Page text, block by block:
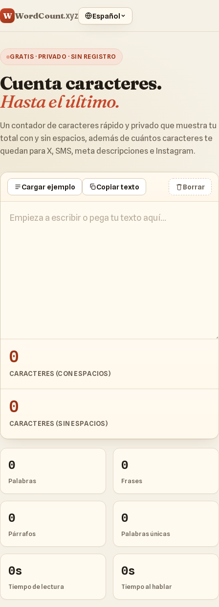
W WordCount.xyz Español
GRATIS · PRIVADO · SIN REGISTRO
Cuenta caracteres.
Hasta el último.
Un contador de caracteres rápido y privado que muestra tu
total con y sin espacios, además de cuántos caracteres te
quedan para X, SMS, meta descripciones e Instagram.
Cargar ejemplo Copiar texto Borrar
0
CARACTERES (CON ESPACIOS)
0
CARACTERES (SIN ESPACIOS)
0
Palabras
0
Frases
0
Párrafos
0
Palabras únicas
0s
Tiempo de lectura
0s
Tiempo al hablar